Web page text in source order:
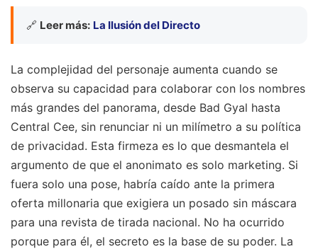
🔗 Leer más: La Ilusión del Directo
La complejidad del personaje aumenta cuando se
observa su capacidad para colaborar con los nombres
más grandes del panorama, desde Bad Gyal hasta
Central Cee, sin renunciar ni un milímetro a su política
de privacidad. Esta firmeza es lo que desmantela el
argumento de que el anonimato es solo marketing. Si
fuera solo una pose, habría caído ante la primera
oferta millonaria que exigiera un posado sin máscara
para una revista de tirada nacional. No ha ocurrido
porque para él, el secreto es la base de su poder. La